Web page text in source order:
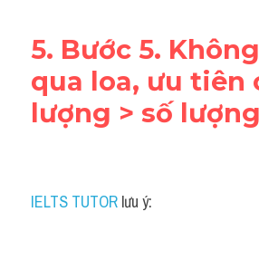
5. Bước 5.
qua loa, ưu tiên
lượng > số lượng
IELTS TUTOR lưu ý: